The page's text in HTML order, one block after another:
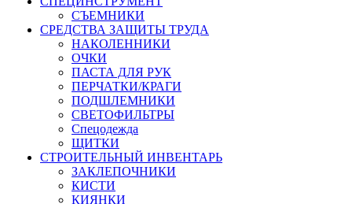
СЪЕМНИКИ
СРЕДСТВА ЗАЩИТЫ ТРУДА
НАКОЛЕННИКИ
ОЧКИ
ПАСТА ДЛЯ РУК
ПЕРЧАТКИ/КРАГИ
ПОДШЛЕМНИКИ
СВЕТОФИЛЬТРЫ
Спецодежда
ЩИТКИ
СТРОИТЕЛЬНЫЙ ИНВЕНТАРЬ
ЗАКЛЕПОЧНИКИ
КИСТИ
КИЯНКИ